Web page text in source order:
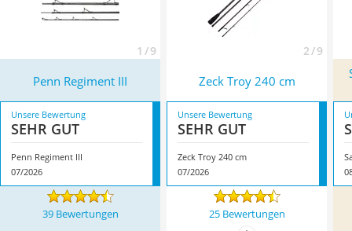
1 / 9 2 / 9
Penn Regiment III Zeck Troy 240 cm
Unsere Bewertung
SEHR GUT
Penn Regiment III
07/2026
Unsere Bewertung
SEHR GUT
Zeck Troy 240 cm
07/2026
39 Bewertungen 25 Bewertungen